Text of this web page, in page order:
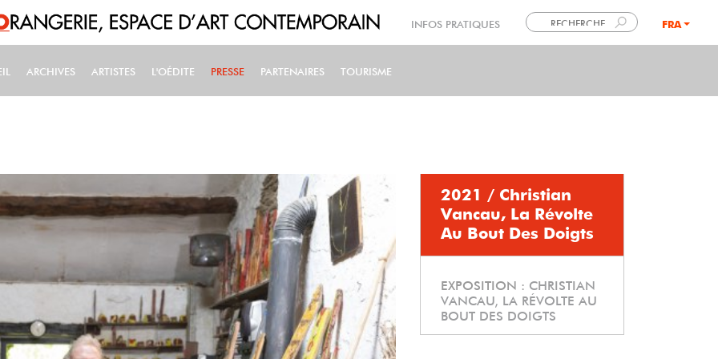
INFOS PRATIQUES FRA
NAVIGATION
ARCHIVES ARTISTES L'OÉDITE PRESSE PARTENAIRES TOURISME
2021 / Christian
Vancau, La Révolte
Au Bout Des Doigts
EXPOSITION : CHRISTIAN
VANCAU, LA RÉVOLTE AU
BOUT DES DOIGTS